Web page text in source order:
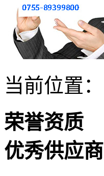
当前位置：
荣誉资质
优秀供应商